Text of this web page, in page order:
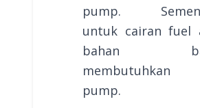
pump.
untuk cairan fuel
bahan
membutuhkan
pump.